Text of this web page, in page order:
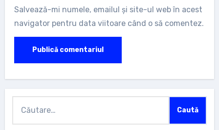
Salvează-mi numele, emailul și site-ul web în acest
navigator pentru data viitoare când o să comentez.
după: